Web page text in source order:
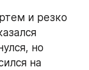
и резко
но
на